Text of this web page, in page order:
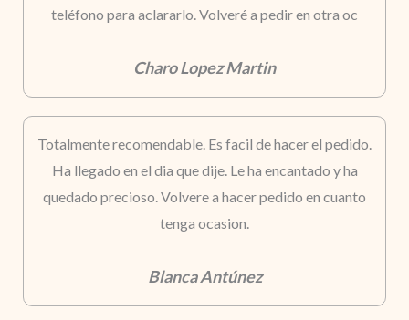
teléfono para aclararlo. Volveré a pedir en otra oc
Charo Lopez Martin
Totalmente recomendable. Es facil de hacer el pedido.
Ha llegado en el dia que dije. Le ha encantado y ha
quedado precioso. Volvere a hacer pedido en cuanto
tenga ocasion.
Blanca Antúnez